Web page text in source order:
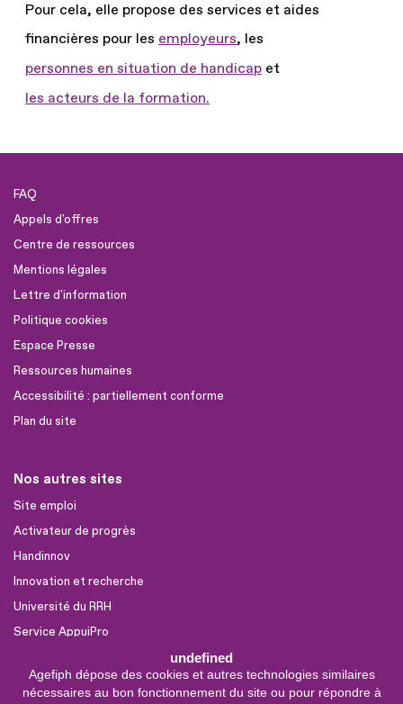
undefined
Agefiph dépose des cookies et autres technologies similaires
nécessaires au bon fonctionnement du site ou pour répondre à
Pour cela, elle propose des services et aides
financières pour les employeurs, les
personnes en situation de handicap et
les acteurs de la formation.
FAQ
Appels d'offres
Centre de ressources
Mentions légales
Lettre d'information
Politique cookies
Espace Presse
Ressources humaines
Accessibilité : partiellement conforme
Plan du site
Nos autres sites
Site emploi
Activateur de progrès
Handinnov
Innovation et recherche
Université du RRH
Service AppuiPro
Nous suivre